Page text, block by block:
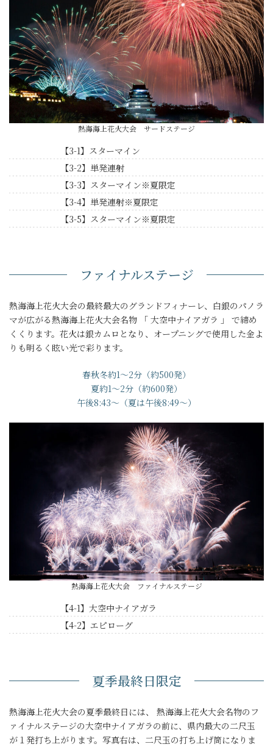
熱海海上花火大会 サードステージ
【3-1】スターマイン
【3-2】単発連射
【3-3】スターマイン※夏限定
【3-4】単発連射※夏限定
【3-5】スターマイン※夏限定
ファイナルステージ
熱海海上花火大会の最終最大のグランドフィナーレ、白銀のパノラ
マが広がる熱海海上花火大会名物 「 大空中ナイアガラ 」 で締め
くくります。花火は銀カムロとなり、オープニングで使用した金よ
りも明るく眩い光で彩ります。
春秋冬約1～2分（約500発）
夏約1～2分（約600発）
午後8:43～（夏は午後8:49～）
熱海海上花火大会 ファイナルステージ
【4-1】大空中ナイアガラ
【4-2】エピローグ
夏季最終日限定
熱海海上花火大会の夏季最終日には、 熱海海上花火大会名物のフ
ァイナルステージの大空中ナイアガラの前に、県内最大の二尺玉
が１発打ち上がります。写真右は、二尺玉の打ち上げ筒になりま